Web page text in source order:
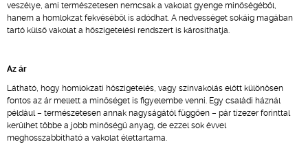
veszélye, ami természetesen nemcsak a vakolat gyenge minőségéből,
hanem a homlokzat fekvéséből is adódhat. A nedvességet sokáig magában
tartó külső vakolat a hőszigetelési rendszert is károsíthatja.
Az ár
Látható, hogy homlokzati hőszigetelés, vagy színvakolás előtt különösen
fontos az ár mellett a minőséget is figyelembe venni. Egy családi háznál
például – természetesen annak nagyságától függően – pár tízezer forinttal
kerülhet többe a jobb minőségű anyag, de ezzel sok évvel
meghosszabbítható a vakolat élettartama.